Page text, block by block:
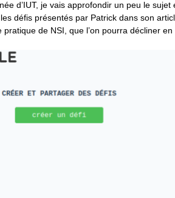
d’IUT, je vais approfondir un peu le sujet
défis présentés par Patrick dans son
de NSI, que l’on pourra décliner